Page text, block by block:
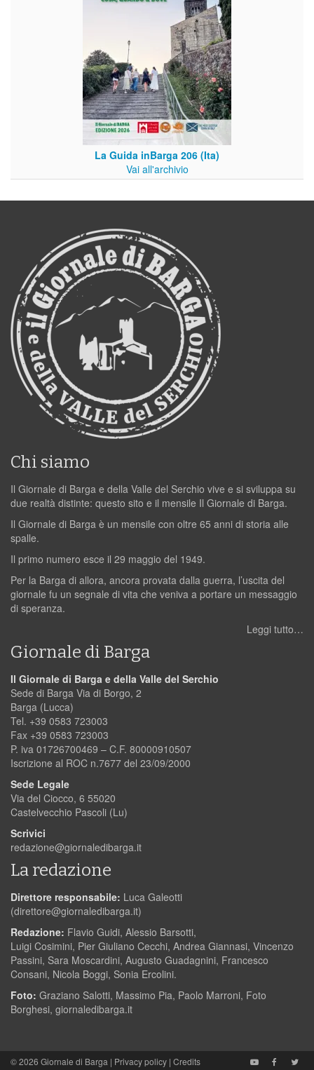
La Guida inBarga 206 (Ita)
Vai all'archivio
Chi siamo
Il Giornale di Barga e della Valle del Serchio vive e si sviluppa su
due realtà distinte: questo sito e il mensile Il Giornale di Barga.
Il Giornale di Barga è un mensile con oltre 65 anni di storia alle
spalle.
Il primo numero esce il 29 maggio del 1949.
Per la Barga di allora, ancora provata dalla guerra, l’uscita del
giornale fu un segnale di vita che veniva a portare un messaggio
di speranza.
Leggi tutto…
Giornale di Barga
Il Giornale di Barga e della Valle del Serchio
Sede di Barga Via di Borgo, 2
Barga (Lucca)
Tel. +39 0583 723003
Fax +39 0583 723003
P. iva 01726700469 – C.F. 80000910507
Iscrizione al ROC n.7677 del 23/09/2000
Sede Legale
Via del Ciocco, 6 55020
Castelvecchio Pascoli (Lu)
Scrivici
redazione@giornaledibarga.it
La redazione
Direttore responsabile: Luca Galeotti
(direttore@giornaledibarga.it)
Redazione: Flavio Guidi, Alessio Barsotti,
Luigi Cosimini, Pier Giuliano Cecchi, Andrea Giannasi, Vincenzo
Passini, Sara Moscardini, Augusto Guadagnini, Francesco
Consani, Nicola Boggi, Sonia Ercolini.
Foto: Graziano Salotti, Massimo Pia, Paolo Marroni, Foto
Borghesi, giornaledibarga.it
© 2026 Giornale di Barga | Privacy policy | Credits